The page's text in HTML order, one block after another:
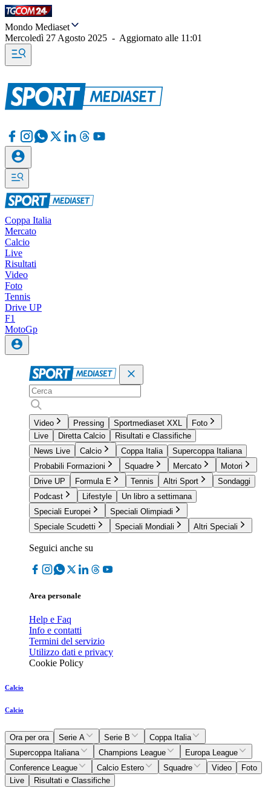
Mondo Mediaset
Mercoledì 27 Agosto 2025 - Aggiornato alle 11:01
Coppa Italia
Mercato
Calcio
Live
Risultati
Video
Foto
Tennis
Drive UP
F1
MotoGp
Video Pressing Sportmediaset XXL
Foto
Live
Diretta Calcio
Risultati e Classifiche
News Live
Calcio Coppa Italia
Supercoppa Italiana
Probabili Formazioni
Squadre Mercato
Motori
Drive UP
Formula E Tennis Altri Sport
Sondaggi
Podcast
Lifestyle
Un libro a settimana
Speciali Europei
Speciali Olimpiadi
Speciale Scudetti
Speciali Mondiali Altri Speciali
Seguici anche su
Area personale
Help e Faq
Info e contatti
Termini del servizio
Utilizzo dati e privacy
Cookie Policy
Calcio
Calcio
Ora per ora Serie A Serie B
Coppa Italia
Supercoppa Italiana
Champions League
Europa League
Conference League
Calcio Estero Squadre Video
Foto
Live
Risultati e Classifiche